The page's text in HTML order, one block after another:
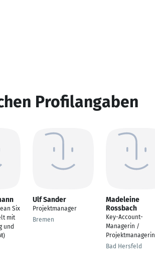
Profilangaben
Six
mit
und
Ulf Sander
Projektmanager
Bremen
Madeleine
Rossbach
Key-Account-
Managerin /
Projektmanagerin
Bad Hersfeld